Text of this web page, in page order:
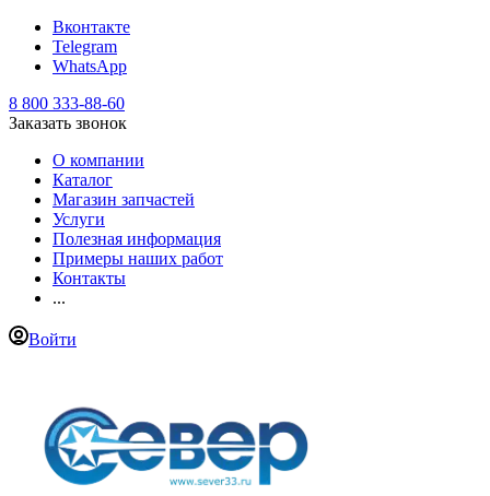
Вконтакте
Telegram
WhatsApp
8 800 333-88-60
Заказать звонок
О компании
Каталог
Магазин запчастей
Услуги
Полезная информация
Примеры наших работ
Контакты
...
Войти